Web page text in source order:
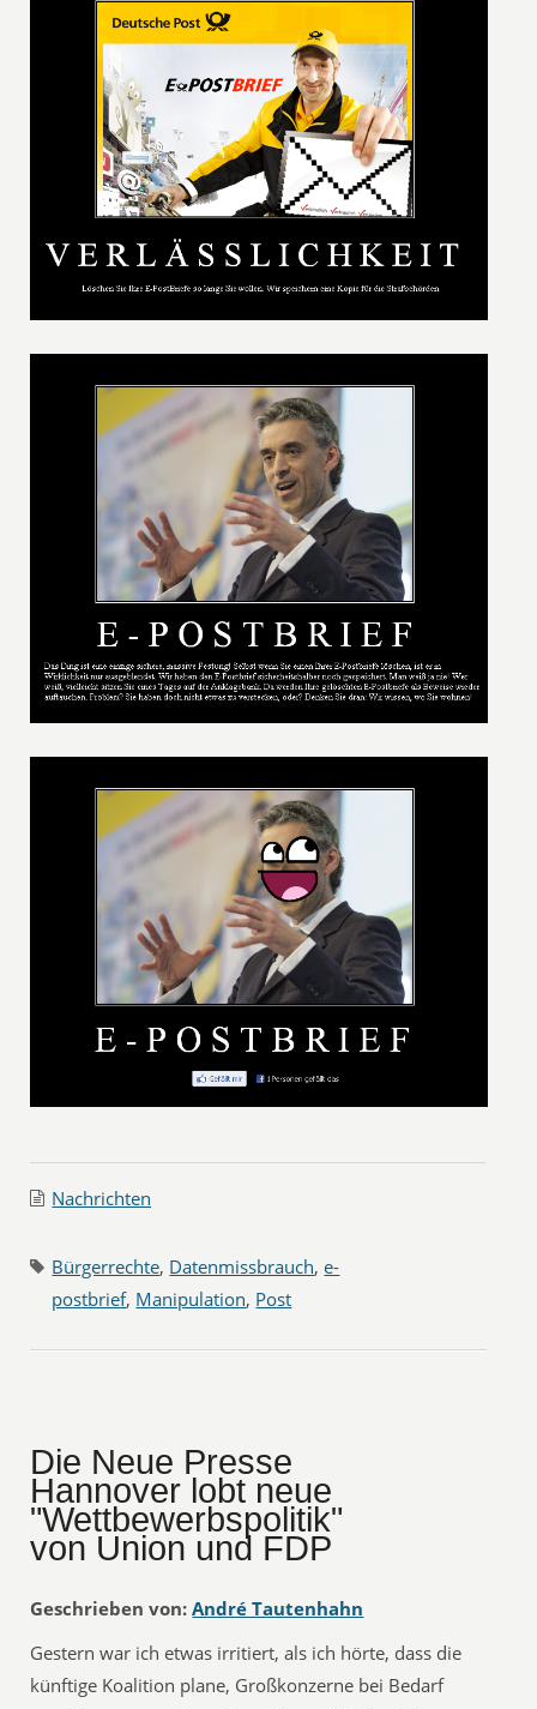
Nachrichten
Bürgerrechte, Datenmissbrauch,e-
postbrief, Manipulation, Post
Die Neue Presse
Hannover lobt neue
"Wettbewerbspolitik"
von Union und FDP
Geschrieben von: André Tautenhahn
Gestern war ich etwas irritiert, als ich hörte, dass die
künftige Koalition plane, Großkonzerne bei Bedarf